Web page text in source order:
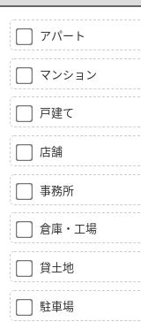
アパート
マンション
戸建て
店舗
事務所
倉庫・工場
貸土地
駐車場